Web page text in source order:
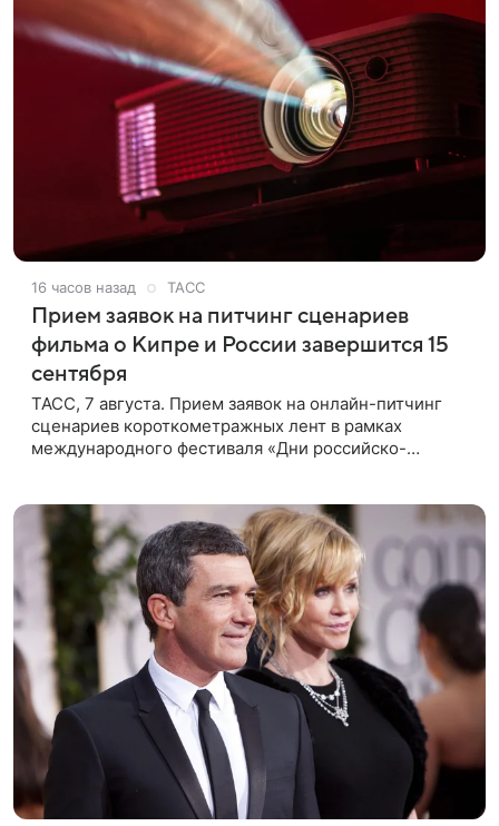
16 часов назад ТАСС
Прием заявок на питчинг сценариев
фильма о Кипре и России завершится 15
сентября
ТАСС, 7 августа. Прием заявок на онлайн-питчинг
сценариев короткометражных лент в рамках
международного фестиваля «Дни российско-